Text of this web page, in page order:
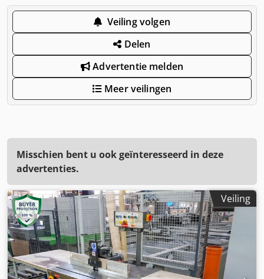
Veiling volgen
Delen
Advertentie melden
Meer veilingen
Misschien bent u ook geïnteresseerd in deze
advertenties.
Veiling